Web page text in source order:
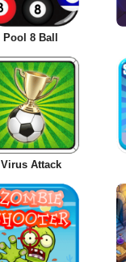
Pool 8 Ball
Virus Attack